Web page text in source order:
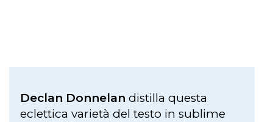
Declan Donnelan distilla questa
eclettica varietà del testo in sublime